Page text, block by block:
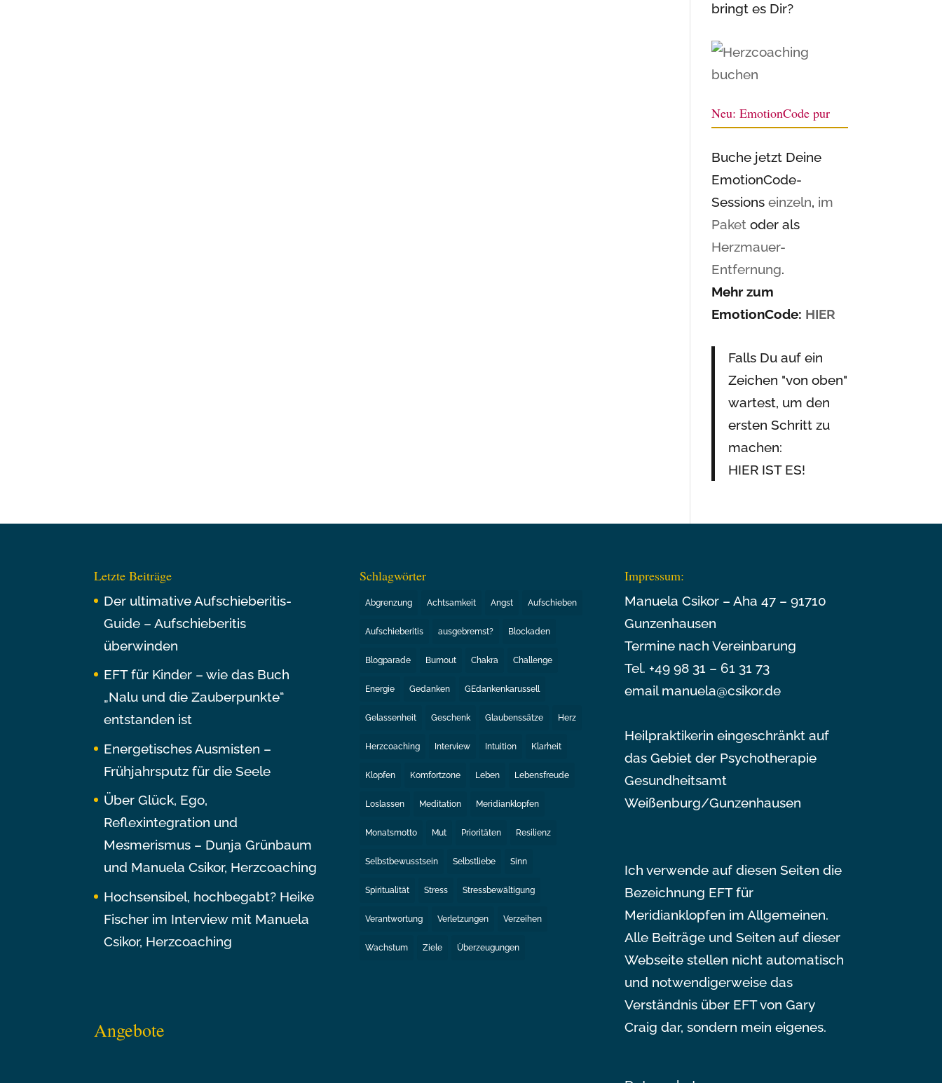
bringt es Dir?
Neu: EmotionCode pur
Buche jetzt Deine
EmotionCode-
Sessionseinzeln, im
Paket oder als
Herzmauer-
Entfernung.
Mehr zum
EmotionCode: HIER
Falls Du auf ein
Zeichen "von oben"
wartest, um den
ersten Schritt zu
machen:
HIER IST ES!
Letzte Beiträge
Der ultimative Aufschieberitis-
Guide – Aufschieberitis
überwinden
EFT für Kinder – wie das Buch
„Nalu und die Zauberpunkte“
entstanden ist
Energetisches Ausmisten –
Frühjahrsputz für die Seele
Über Glück, Ego,
Reflexintegration und
Mesmerismus – Dunja Grünbaum
und Manuela Csikor, Herzcoaching
Hochsensibel, hochbegabt? Heike
Fischer im Interview mit Manuela
Csikor, Herzcoaching
Angebote
Schlagwörter
Abgrenzung Achtsamkeit Angst Aufschieben
Aufschieberitis ausgebremst? Blockaden
Blogparade Burnout Chakra Challenge
Energie Gedanken GEdankenkarussell
Gelassenheit Geschenk Glaubenssätze Herz
Herzcoaching Interview Intuition Klarheit
Klopfen Komfortzone Leben Lebensfreude
Loslassen Meditation Meridianklopfen
Monatsmotto Mut Prioritäten Resilienz
Selbstbewusstsein Selbstliebe Sinn
Spiritualität Stress Stressbewältigung
Verantwortung Verletzungen Verzeihen
Wachstum Ziele Überzeugungen
Impressum:
Manuela Csikor – Aha 47 – 91710
Gunzenhausen
Termine nach Vereinbarung
Tel. +49 98 31 – 61 31 73
email manuela@csikor.de
Heilpraktikerin eingeschränkt auf
das Gebiet der Psychotherapie
Gesundheitsamt
Weißenburg/Gunzenhausen
Ich verwende auf diesen Seiten die
Bezeichnung EFT für
Meridianklopfen im Allgemeinen.
Alle Beiträge und Seiten auf dieser
Webseite stellen nicht automatisch
und notwendigerweise das
Verständnis über EFT von Gary
Craig dar, sondern mein eigenes.